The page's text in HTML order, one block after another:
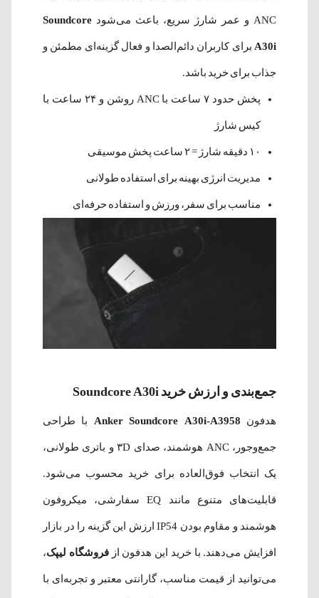
ANC و عمر شارژ سریع، باعث می‌شود Soundcore
A30i برای کاربران دائم‌الصدا و فعال گزینه‌ای مطمئن و
جذاب برای خرید باشد.
پخش حدود ۷ ساعت با ANC روشن و ۲۴ ساعت با
کیس شارژ
۱۰ دقیقه شارژ = ۲ ساعت پخش موسیقی
مدیریت انرژی بهینه برای استفاده طولانی
مناسب برای سفر، ورزش و استفاده حرفه‌ای
جمع‌بندی و ارزش خرید Soundcore A30i
هدفون Anker Soundcore A30i-A3958 با طراحی
جمع‌وجور، ANC هوشمند، صدای ۳D و باتری طولانی،
یک انتخاب فوق‌العاده برای خرید محسوب می‌شود.
قابلیت‌های متنوع مانند EQ سفارشی، میکروفون
هوشمند و مقاوم بودن IP54 ارزش این گزینه را در بازار
افزایش می‌دهند. با خرید این هدفون ازفروشگاه لیپک،
می‌توانید از قیمت مناسب، گارانتی معتبر و تجربه‌ای با